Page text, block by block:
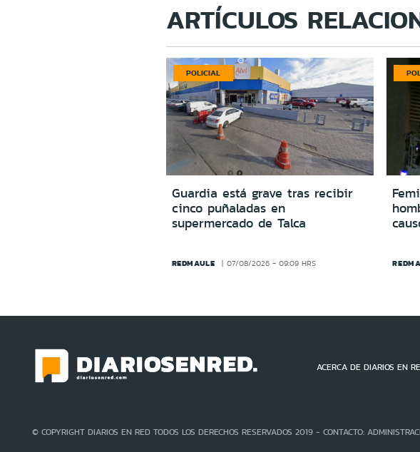
ARTÍCULOS
POLICIAL
Guardia está grave tras recibir
cinco puñaladas en
supermercado de Talca
REDMAULE 07/08/2026 - 09:09 HRS
ACERCA DE DIARIOS EN
© COPYRIGHT DIARIOS EN RED TODOS LOS DERECHOS RESERVADOS 2019 - CONTACTO: